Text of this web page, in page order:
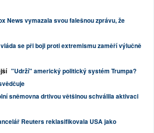
News vymazala svou falešnou zprávu, že
se při boji proti extremismu zaměří výlučně
"Udrží" americký politický systém Trumpa?
sněmovna drtivou většinou schválila aktivaci
Reuters reklasifikovala USA jako